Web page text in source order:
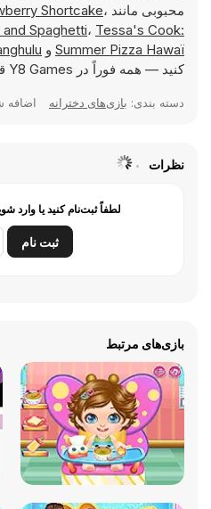
محبوبی مانند Shortcake،
Spaghetti، Tessa's Cook:
Summer Pizza Hawaï و
کنید — همه فوراً در Y8 Games قابل بازی هستند.
دسته بندی: بازی‌های دخترانه اضافه
نظرات
لطفاً ثبت‌نام کنید یا وارد
ثبت نام
بازی‌های مرتبط